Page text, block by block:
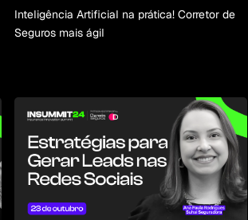
Inteligência Artificial na prática! Corretor de
Seguros mais ágil